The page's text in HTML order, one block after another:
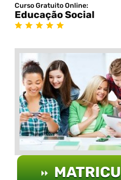
Curso Gratuito Online:
Educação Social